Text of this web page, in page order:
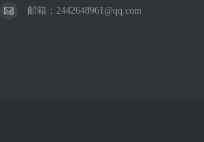
邮箱：2442648961@qq.com